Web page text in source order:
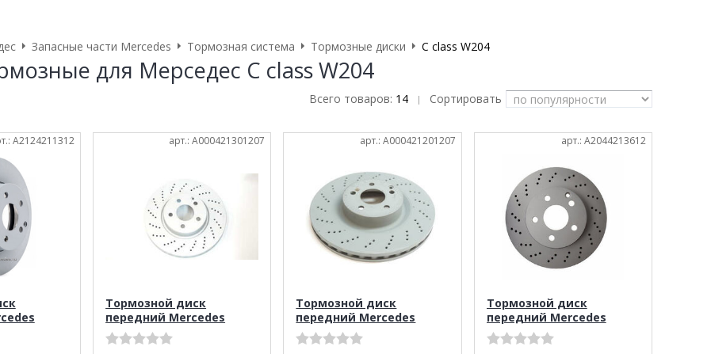
Запасные части Mercedes Тормозная система Тормозные диски C class W204
для Мерседес C class W204
Всего товаров: 14 | Сортировать
A2124211312 арт.: A000421301207
Тормозной диск
передний Mercedes
арт.: A000421201207
Тормозной диск
передний Mercedes
арт.: A2044213612
Тормозной диск
передний Mercedes